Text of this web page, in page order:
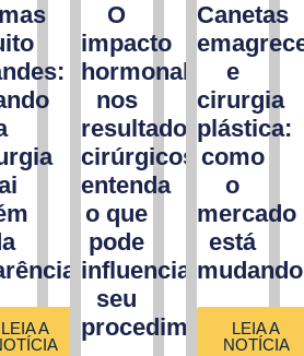
LEIA A
O
impacto
hormonal
nos
resultados
cirúrgicos:
entenda
o que
pode
influenciar
seu
procedimento
Canetas
e
cirurgia
plástica:
como
o
mercado
está
LEIA A
NOTÍCIA